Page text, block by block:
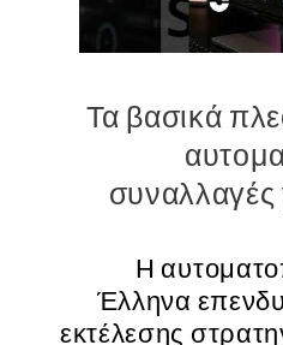
Τα βασικά
συναλλαγές
Η
Έλληνα
εκτέλεσης